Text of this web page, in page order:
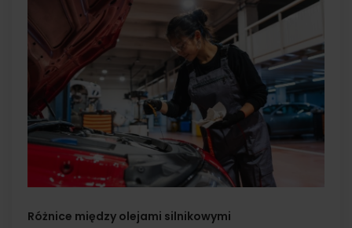
Różnice między olejami silnikowymi